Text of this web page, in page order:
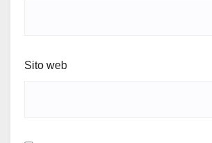
Sito web